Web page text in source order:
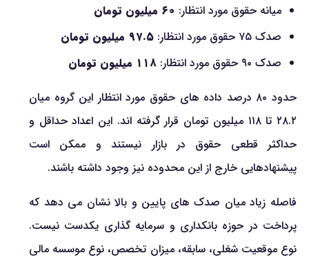
میانه حقوق مورد انتظار: ۶۰ میلیون تومان
صدک ۷۵ حقوق مورد انتظار:
۹۷.۵ میلیون تومان
صدک ۹۰ حقوق مورد انتظار:
۱۱۸ میلیون تومان
حدود ۸۰ درصد داده های حقوق مورد انتظار این گروه میان
۲۸.۲ تا ۱۱۸ میلیون تومان قرار گرفته اند. این اعداد حداقل و
حداکثر قطعی حقوق در بازار نیستند و ممکن است
پیشنهادهایی خارج از این محدوده نیز وجود داشته باشند.
فاصله زیاد میان صدک های پایین و بالا نشان می دهد که
پرداخت در حوزه بانکداری و سرمایه گذاری یکدست نیست.
نوع موقعیت شغلی، سابقه، میزان تخصص، نوع موسسه مالی